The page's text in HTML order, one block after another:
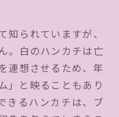
られていますが、
。白のハンカチは亡
連想させるため、年
」と映ることもあり
きるハンカチは、ブ